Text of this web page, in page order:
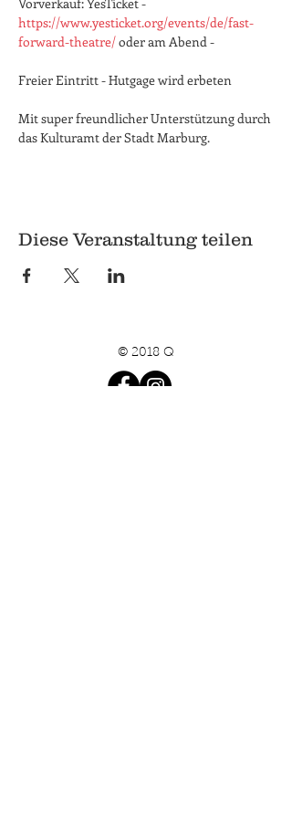
https://www.yesticket.org/events/de/fast-
forward-theatre/ oder am Abend -
Freier Eintritt - Hutgage wird erbeten
Mit super freundlicher Unterstützung durch
das Kulturamt der Stadt Marburg.
Diese Veranstaltung teilen
© 2018 Q